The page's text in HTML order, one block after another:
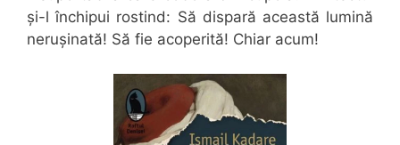
și-l închipui rostind: Să dispară această lumină
nerușinată! Să fie acoperită! Chiar acum!